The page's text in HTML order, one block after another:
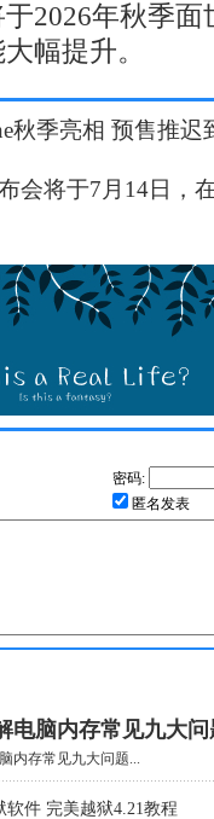
2026年秋季
幅提升。
秋季亮相 预售推迟
会将于7月14日，
密码:
匿名发表
电脑内存常见九大问
内存常见九大问题...
软件 完美越狱4.21教程